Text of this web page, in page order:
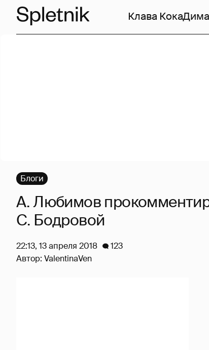
Клава Кока
Блоги
А. Любимов
С. Бодровой
22:13, 13 апреля 2018
123
Автор: ValentinaVen